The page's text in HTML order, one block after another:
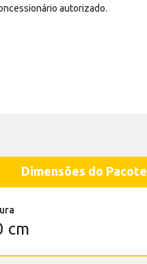
autorizado.
Dimensões do Pacote
cm